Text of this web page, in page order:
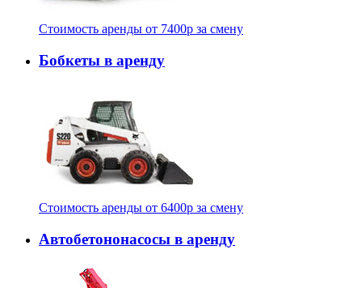
Стоимость аренды от 7400p за смену
Бобкеты в аренду
Стоимость аренды от 6400p за смену
Автобетононасосы в аренду